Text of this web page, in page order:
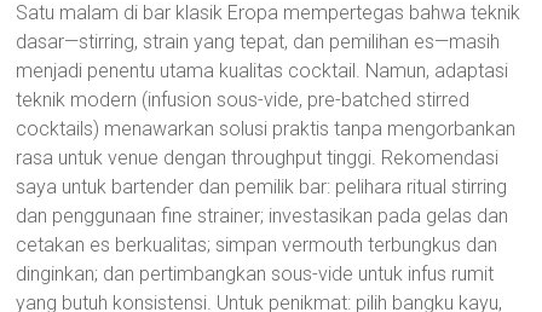
Satu malam di bar klasik Eropa mempertegas bahwa teknik
dasar—stirring, strain yang tepat, dan pemilihan es—masih
menjadi penentu utama kualitas cocktail. Namun, adaptasi
teknik modern (infusion sous-vide, pre-batched stirred
cocktails) menawarkan solusi praktis tanpa mengorbankan
rasa untuk venue dengan throughput tinggi. Rekomendasi
saya untuk bartender dan pemilik bar: pelihara ritual stirring
dan penggunaan fine strainer; investasikan pada gelas dan
cetakan es berkualitas; simpan vermouth terbungkus dan
dinginkan; dan pertimbangkan sous-vide untuk infus rumit
yang butuh konsistensi. Untuk penikmat: pilih bangku kayu,